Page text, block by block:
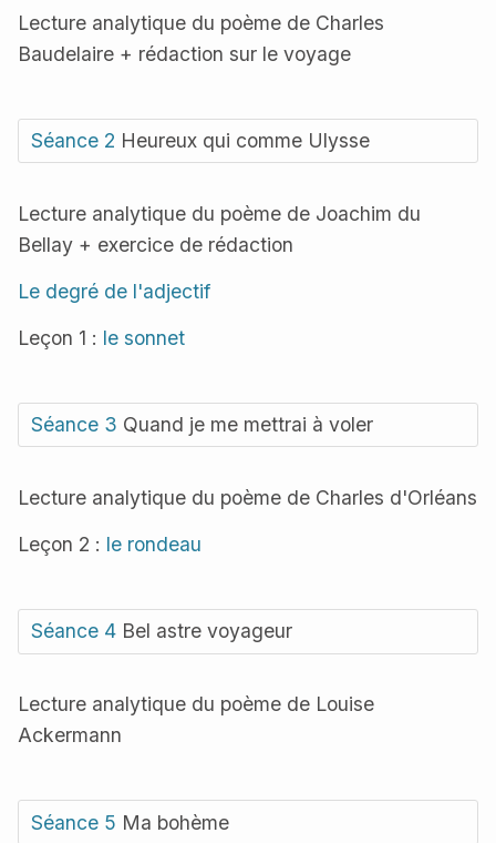
Lecture analytique du poème de Charles
Baudelaire + rédaction sur le voyage
Séance 2 Heureux qui comme Ulysse
Lecture analytique du poème de Joachim du
Bellay + exercice de rédaction
Le degré de l'adjectif
Leçon 1 : le sonnet
Séance 3 Quand je me mettrai à voler
Lecture analytique du poème de Charles d'Orléans
Leçon 2 : le rondeau
Séance 4 Bel astre voyageur
Lecture analytique du poème de Louise
Ackermann
Séance 5 Ma bohème